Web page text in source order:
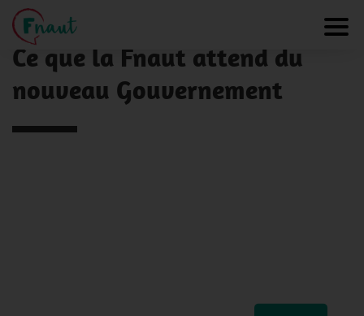
Panneau de gestion des cookies
NOS ACTUALITÉS
Ce que la Fnaut attend du
nouveau Gouvernement